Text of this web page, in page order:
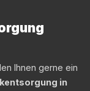
Ihnen gerne ein
in